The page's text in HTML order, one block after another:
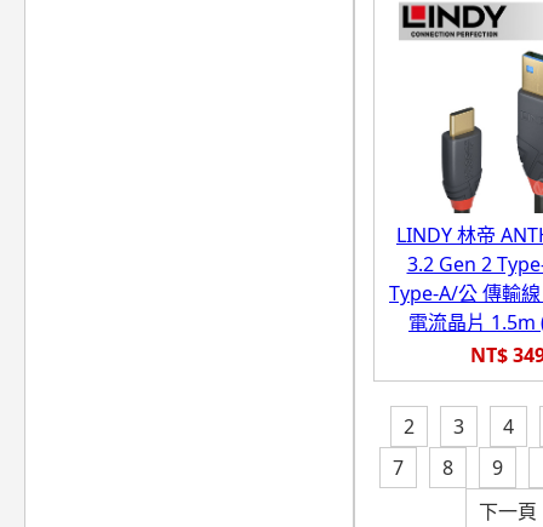
LINDY 林帝
3.2 Gen 2
Type-A/公 傳輸
電流晶片 1.5m
NT$
2 3
4
7
8 9
下一頁